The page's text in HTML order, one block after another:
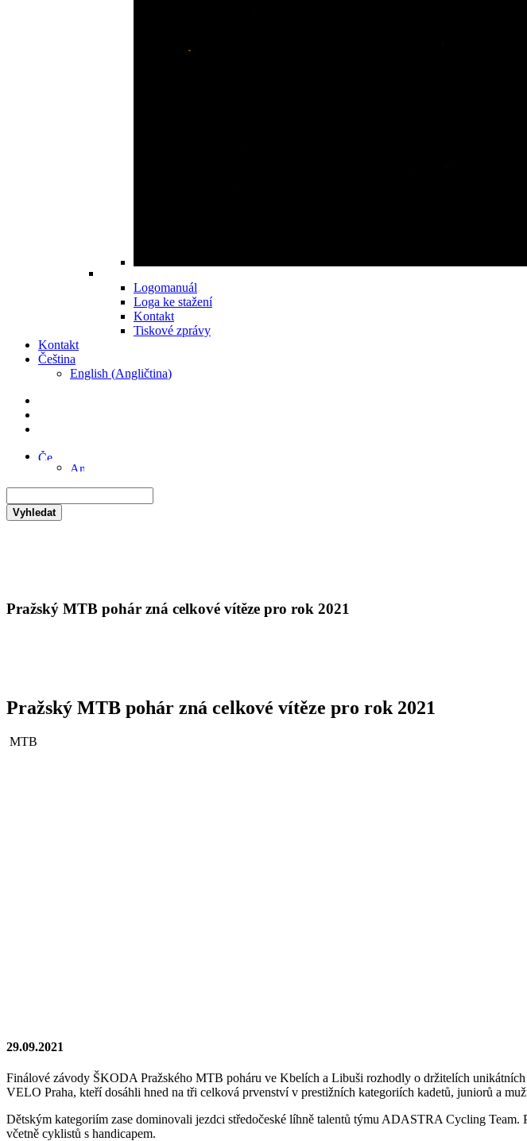
Logomanuál
Loga ke stažení
Kontakt
Tiskové zprávy
Kontakt
Čeština
English (Angličtina)
Vyhledat
Pražský MTB pohár zná celkové vítěze pro rok 2021
Pražský MTB pohár zná celkové vítěze pro rok 2021
MTB
29.09.2021
Finálové závody ŠKODA Pražského MTB poháru ve Kbelích a Libuši rozhodly o držitelích
VELO Praha, kteří dosáhli hned na tři celková prvenství v prestižních kategoriích kadetů, juniorů a
Dětským kategoriím zase dominovali jezdci středočeské líhně talentů týmu ADASTRA Cycling
včetně cyklistů s handicapem.